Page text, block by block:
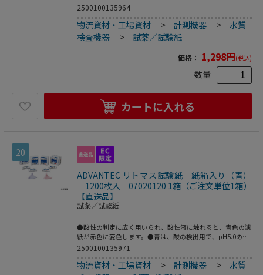
出用で、pH8.0の緩衝液1滴を滴下すると青く変色●感度：
10×60●入数：1箱（50枚入）×10箱●こちらの商品は事業
者様向け商品です。
2500100135964
物流資材・工場資材 >計測機器 >水質
検査機器
> 試薬／試験紙
価格： 1,298円(税込)
数量
カートに入れる
20
ADVANTEC リトマス試験紙 紙箱入り（青）
1200枚入 07020120 1箱（ご注文単位1箱）
【直送品】
試薬／試験紙
●酸性の判定に広く用いられ、酸性液に触れると、青色の濾
紙が赤色に変色します。●青は、酸の検出用で、pH5.0の緩
衝液1滴を滴下すると赤く変色●感度：pH5.0の緩衝液1滴を
（100枚）×12箱●こちらの商品は事業者様向け商品です。
2500100135971
物流資材・工場資材 >計測機器 >水質